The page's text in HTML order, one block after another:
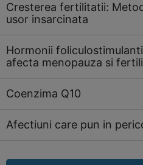
Cresterea fertilitatii:
usor insarcinata
Hormonii
afecta menopauza si
Coenzima Q10
Afectiuni care pun in